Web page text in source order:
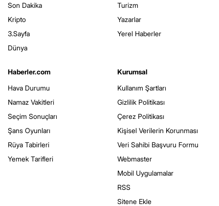
Son Dakika
Kripto
3.Sayfa
Dünya
Turizm
Yazarlar
Yerel Haberler
Haberler.com
Hava Durumu
Namaz Vakitleri
Seçim Sonuçları
Şans Oyunları
Rüya Tabirleri
Yemek Tarifleri
Kurumsal
Kullanım Şartları
Gizlilik Politikası
Çerez Politikası
Kişisel Verilerin Korunması
Veri Sahibi Başvuru Formu
Webmaster
Mobil Uygulamalar
RSS
Sitene Ekle